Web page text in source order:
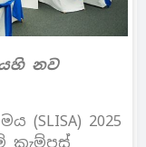
නව
(SLISA) 2025